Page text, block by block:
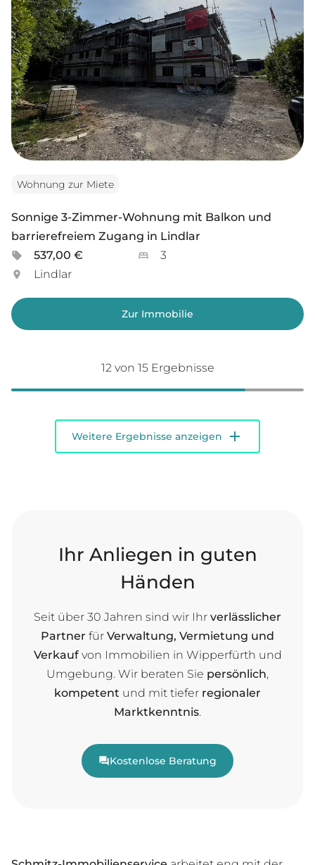
Wohnung zur Miete
Sonnige 3-Zimmer-Wohnung mit Balkon und
barrierefreiem Zugang in Lindlar
537,00 €
3
Lindlar
Zur Immobilie
12von 15 Ergebnisse
Weitere Ergebnisse anzeigen add
Ihr Anliegen in guten
Händen
Seit über 30 Jahren sind wir Ihr verlässlicher
Partner für Verwaltung, Vermietung und
Verkaufvon Immobilien in Wipperfürth und
Umgebung. Wir beraten Sie persönlich,
kompetent und mit tiefer regionaler
Marktkenntnis.
Kostenlose Beratung